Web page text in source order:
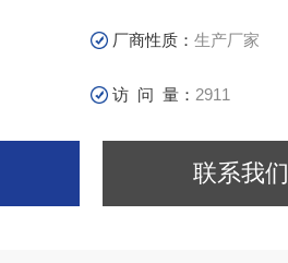
厂商性质：生产厂家
访 问 量： 2911
联系我们